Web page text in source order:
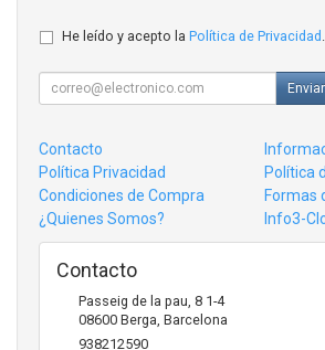
He leído y acepto la Política de Privacidad
Enviar
Contacto
Política Privacidad
Política
Condiciones de Compra
Formas
¿Quienes Somos?
Info3-
Contacto
Passeig de la pau, 8 1-4
08600 Berga Barcelona
938212590